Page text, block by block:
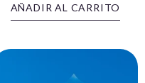
AÑADIR AL CARRITO